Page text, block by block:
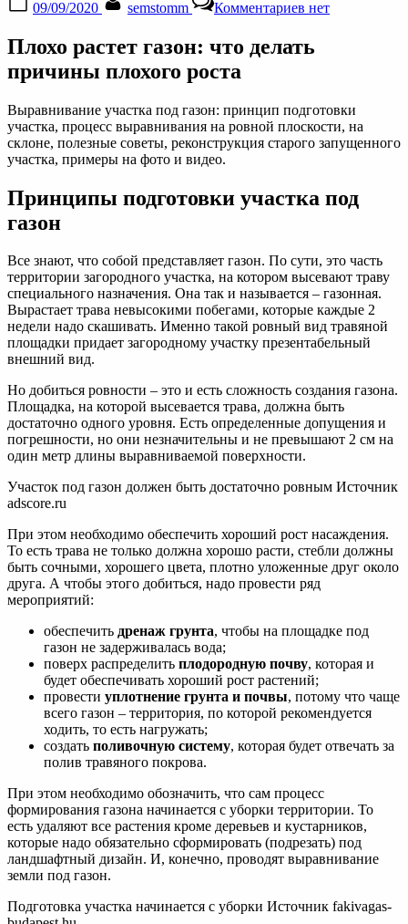
on
09/09/2020 semstomm Комментариевзаписи
выровнять
своими
руками
под
нет
Плохо растет газон: что делать
причины плохого роста
Выравнивание участка под газон: принцип подготовки
участка, процесс выравнивания на ровной плоскости, на
склоне, полезные советы, реконструкция старого запущенного
участка, примеры на фото и видео.
Принципы подготовки участка под
газон
Все знают, что собой представляет газон. По сути, это часть
территории загородного участка, на котором высевают траву
специального назначения. Она так и называется – газонная.
Вырастает трава невысокими побегами, которые каждые 2
недели надо скашивать. Именно такой ровный вид травяной
площадки придает загородному участку презентабельный
внешний вид.
Но добиться ровности – это и есть сложность создания газона.
Площадка, на которой высевается трава, должна быть
достаточно одного уровня. Есть определенные допущения и
погрешности, но они незначительны и не превышают 2 см на
один метр длины выравниваемой поверхности.
Участок под газон должен быть достаточно ровным Источник
adscore.ru
При этом необходимо обеспечить хороший рост насаждения.
То есть трава не только должна хорошо расти, стебли должны
быть сочными, хорошего цвета, плотно уложенные друг около
друга. А чтобы этого добиться, надо провести ряд
мероприятий:
обеспечить дренаж грунта, чтобы на площадке под
газон не задерживалась вода;
поверх распределить плодородную почву, которая и
будет обеспечивать хороший рост растений;
провести уплотнение грунта и почвы, потому что чаще
всего газон – территория, по которой рекомендуется
ходить, то есть нагружать;
создать поливочную систему, которая будет отвечать за
полив травяного покрова.
При этом необходимо обозначить, что сам процесс
формирования газона начинается с уборки территории. То
есть удаляют все растения кроме деревьев и кустарников,
которые надо обязательно сформировать (подрезать) под
ландшафтный дизайн. И, конечно, проводят выравнивание
земли под газон.
Подготовка участка начинается с уборки Источник fakivagas-